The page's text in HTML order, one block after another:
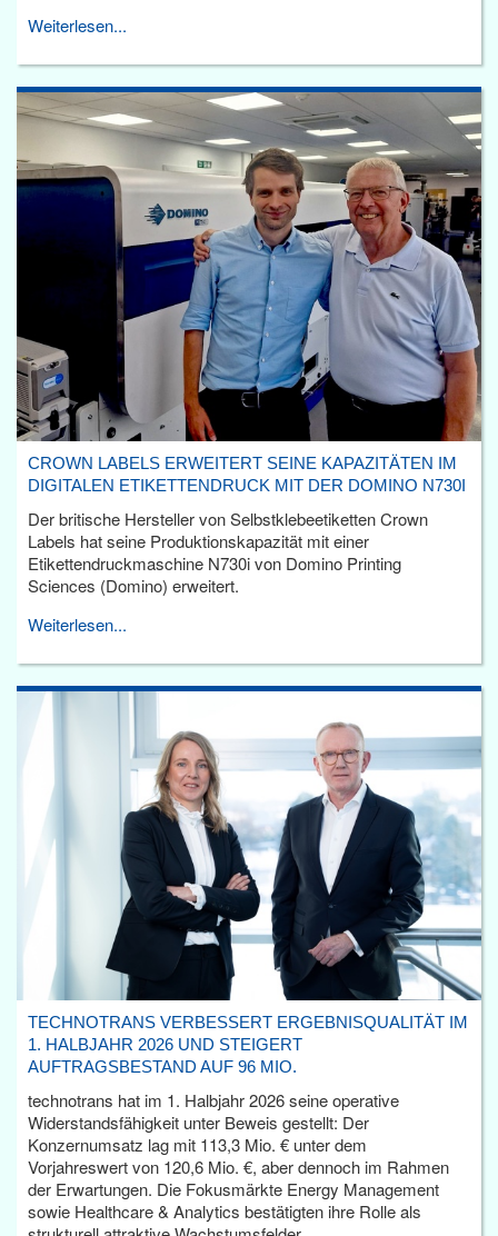
Weiterlesen...
CROWN LABELS ERWEITERT SEINE KAPAZITÄTEN IM
DIGITALEN ETIKETTENDRUCK MIT DER DOMINO N730I
Der britische Hersteller von Selbstklebeetiketten Crown
Labels hat seine Produktionskapazität mit einer
Etikettendruckmaschine N730i von Domino Printing
Sciences (Domino) erweitert.
Weiterlesen...
TECHNOTRANS VERBESSERT ERGEBNISQUALITÄT IM
1. HALBJAHR 2026 UND STEIGERT
AUFTRAGSBESTAND AUF 96 MIO.
technotrans hat im 1. Halbjahr 2026 seine operative
Widerstandsfähigkeit unter Beweis gestellt: Der
Konzernumsatz lag mit 113,3 Mio. € unter dem
Vorjahreswert von 120,6 Mio. €, aber dennoch im Rahmen
der Erwartungen. Die Fokusmärkte Energy Management
sowie Healthcare & Analytics bestätigten ihre Rolle als